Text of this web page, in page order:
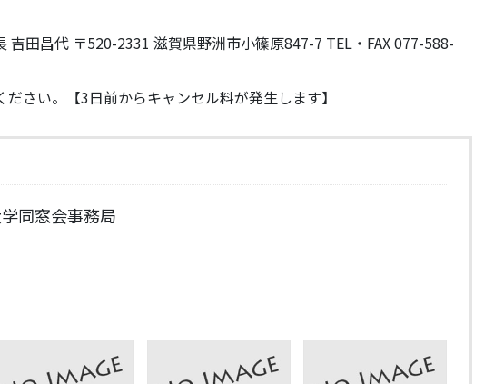
吉田昌代 〒520-2331 滋賀県野洲市小篠原847-7 TEL・FAX 077-588-
さい。【3日前からキャンセル料が発生します】
同窓会事務局